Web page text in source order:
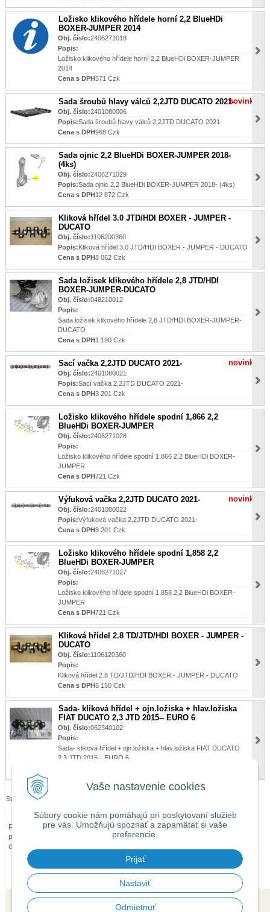
Vaše nastavenie cookies
Súbory cookie nám pomáhajú pri poskytovaní služieb
pre vás. Umožňujú spoznať a zapamätať si vaše
preferencie.
Prijať
Nastaviť
Odmietnuť
Ložisko klikového hřídele horní 2,2 BlueHDi
BOXER-JUMPER 2014
Obj. číslo:2406271018
Popis:
Ložisko klikového hřídele horní 2,2 BlueHDi BOXER-JUMPER
2014
Cena s DPH571 Czk
Sada šroubů hlavy válců 2,2JTD DUCATO 2021-novinka
Obj. číslo:2401080006
Popis:Sada šroubů hlavy válců 2,2JTD DUCATO 2021-
Cena s DPH968 Czk
Sada ojnic 2,2 BlueHDi BOXER-JUMPER 2018-
(4ks)
Obj. číslo:2406271029
Popis:Sada ojnic 2,2 BlueHDi BOXER-JUMPER 2018- (4ks)
Cena s DPH12 872 Czk
Kliková hřídel 3.0 JTD/HDI BOXER - JUMPER -
DUCATO
Obj. číslo:1106200360
Popis:Kliková hřídel 3.0 JTD/HDI BOXER - JUMPER - DUCATO
Cena s DPH8 062 Czk
Sada ložisek klikového hřídele 2,8 JTD/HDI
BOXER-JUMPER-DUCATO
Obj. číslo:048210012
Popis:
Sada ložisek klikového hřídele 2,8 JTD/HDI BOXER-JUMPER-
DUCATO
Cena s DPH1 190 Czk
Sací vačka 2,2JTD DUCATO 2021- novinka
Obj. číslo:2401080021
Popis:Sací vačka 2,2JTD DUCATO 2021-
Cena s DPH3 201 Czk
Ložisko klikového hřídele spodní 1,866 2,2
BlueHDi BOXER-JUMPER
Obj. číslo:2406271028
Popis:
Ložisko klikového hřídele spodní 1,866 2,2 BlueHDi BOXER-
JUMPER
Cena s DPH721 Czk
Výfuková vačka 2,2JTD DUCATO 2021- novinka
Obj. číslo:2401080022
Popis:Výfuková vačka 2,2JTD DUCATO 2021-
Cena s DPH3 201 Czk
Ložisko klikového hřídele spodní 1,858 2,2
BlueHDi BOXER-JUMPER
Obj. číslo:2406271027
Popis:
Ložisko klikového hřídele spodní 1,858 2,2 BlueHDi BOXER-
JUMPER
Cena s DPH721 Czk
Kliková hřídel 2.8 TD/JTD/HDI BOXER - JUMPER -
DUCATO
Obj. číslo:1106120360
Popis:
Kliková hřídel 2.8 TD/JTD/HDI BOXER - JUMPER - DUCATO
Cena s DPH6 150 Czk
Sada- kliková hřídel + ojn.ložiska + hlav.ložiska
FIAT DUCATO 2,3 JTD 2015-- EURO 6
Obj. číslo:062340102
Popis:
Sada- kliková hřídel + ojn.ložiska + hlav.ložiska FIAT DUCATO
2,3 JTD 2015-- EURO 6
Stránky: 1
Při zaslání zboží mimo území České republiky budou ke každé objednávce
přičteny náklady na dopravu mimo území ČR dle
ceně Vás budeme předem informovat telefonicky nebo e-mailem.